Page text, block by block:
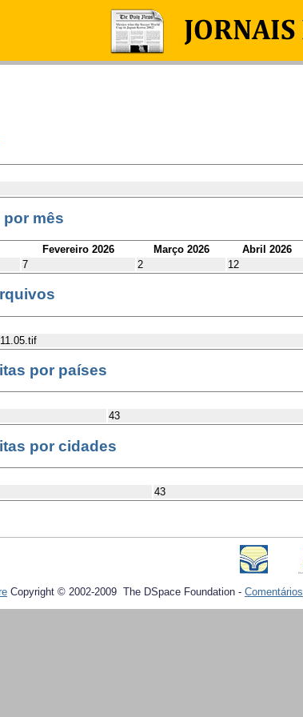
mês
Fevereiro 2026 Março 2026 Abril 2026
7 2 12
por países
43
por cidades
43
Copyright © 2002-2009 The DSpace Foundation - Comentários